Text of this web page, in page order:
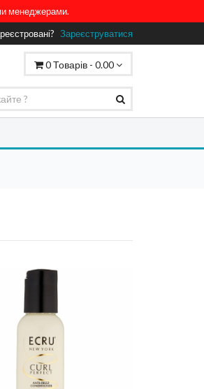
менеджерами.
Зареєструватися
0Товарів - 0.00